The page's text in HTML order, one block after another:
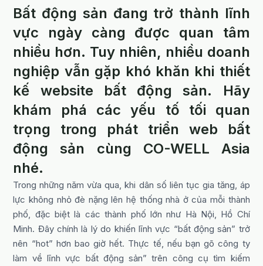
Bất động sản đang trở thành lĩnh
vực ngày càng được quan tâm
nhiều hơn. Tuy nhiên, nhiều doanh
nghiệp vẫn gặp khó khăn khi thiết
kế website bất động sản. Hãy
khám phá các yếu tố tối quan
trọng trong phát triển web bất
động sản cùng CO-WELL Asia
nhé.
Trong những năm vừa qua, khi dân số liên tục gia tăng, áp
lực không nhỏ đè nặng lên hệ thống nhà ở của mỗi thành
phố, đặc biệt là các thành phố lớn như Hà Nội, Hồ Chí
Minh. Đây chính là lý do khiến lĩnh vực “bất động sản” trở
nên “hot” hơn bao giờ hết. Thực tế, nếu bạn gõ công ty
làm về lĩnh vực bất động sản” trên công cụ tìm kiếm